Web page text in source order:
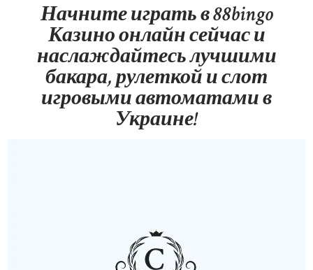
Начните играть в 88bingo
Казино онлайн сейчас и
наслаждайтесь лучшими
бакара, рулеткой и слот
игровыми автоматами в
Украине!